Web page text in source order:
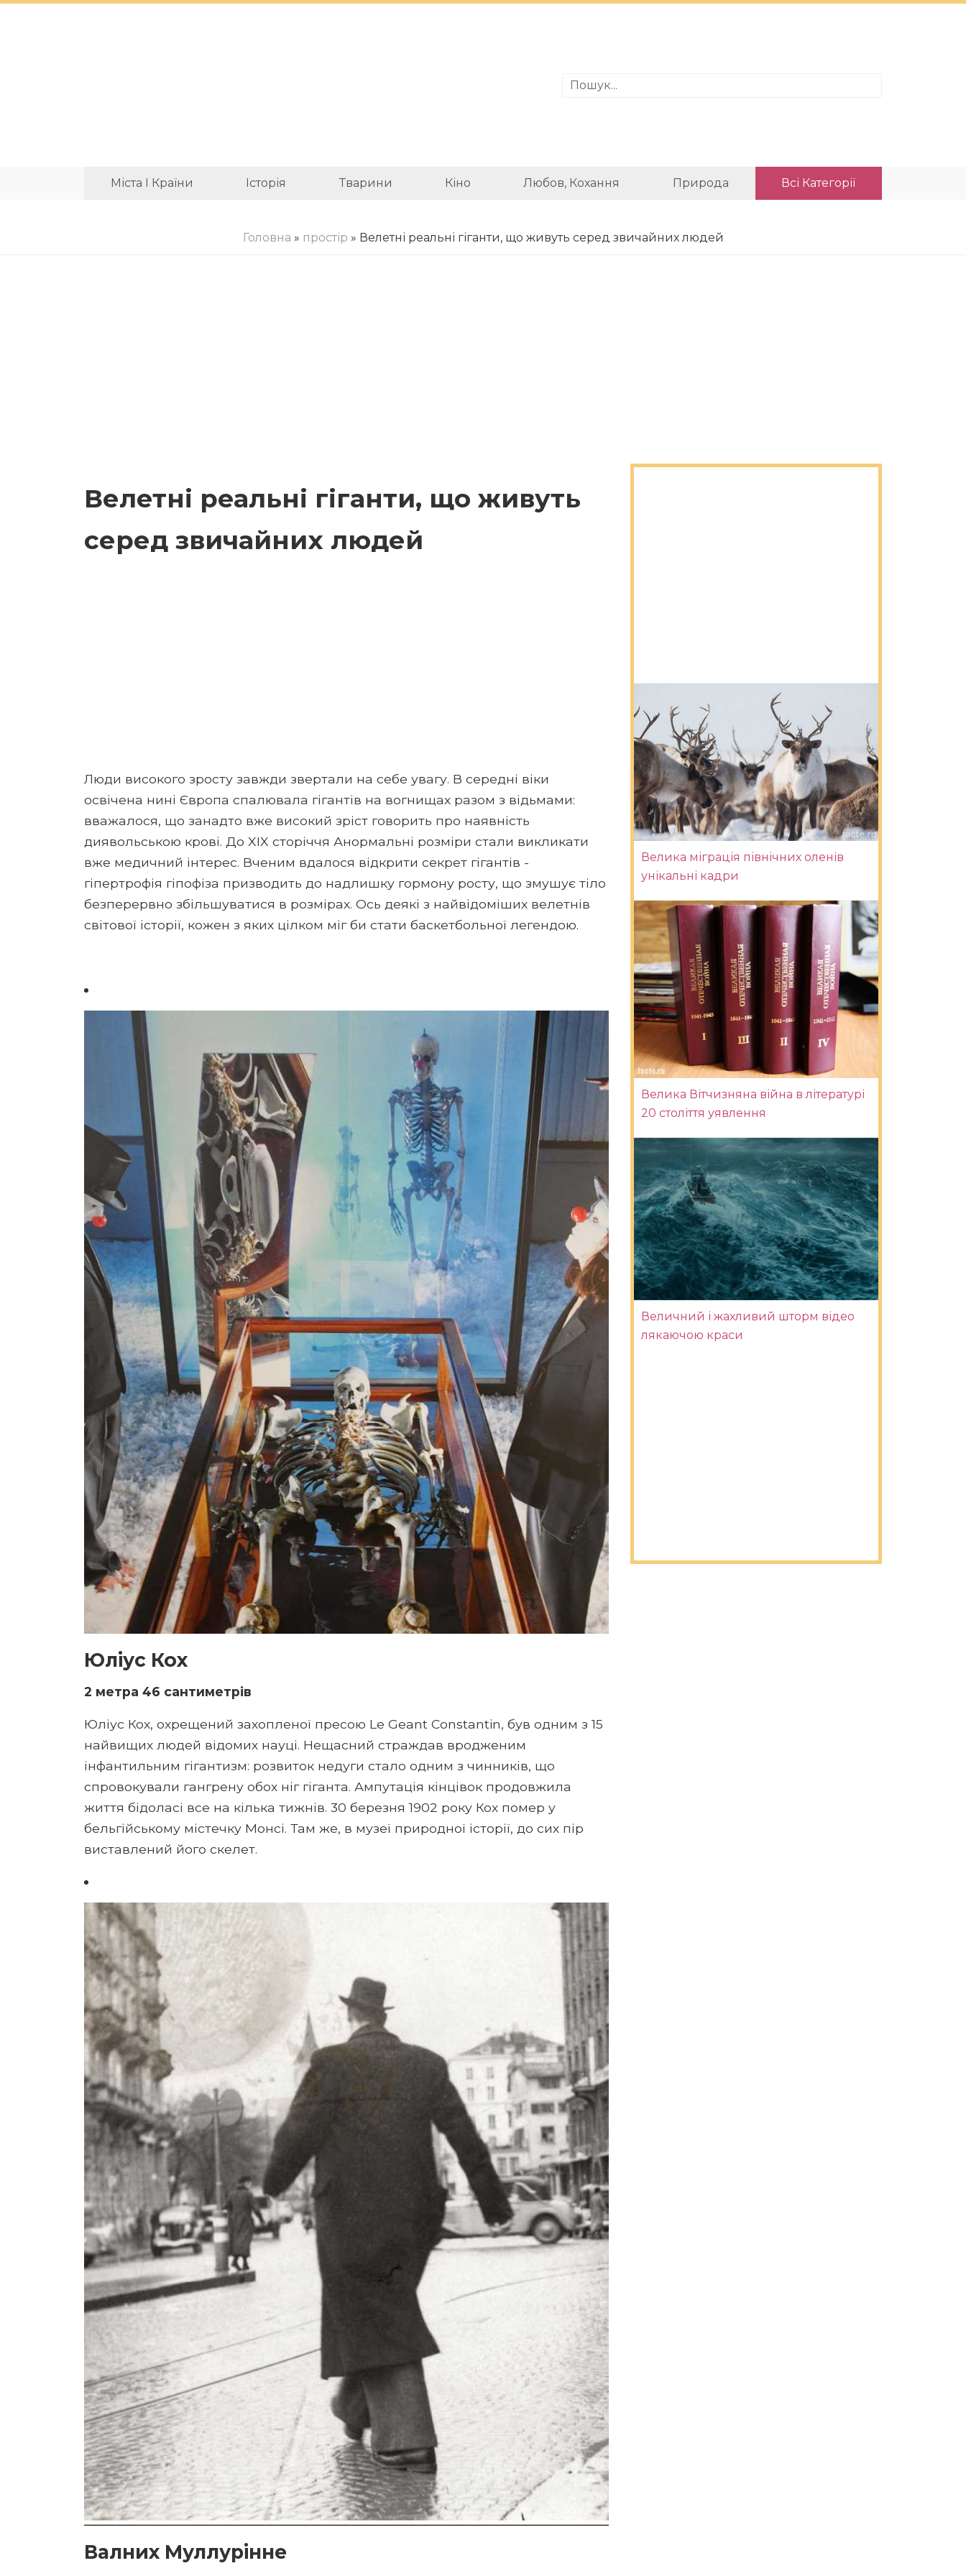
Міста І Країни Історія Тварини Кіно Любов, Кохання Природа Всі Категорії
Головна » простір » Велетні реальні гіганти, що живуть серед звичайних людей
Велетні реальні гіганти, що живуть
серед звичайних людей
Люди високого зросту завжди звертали на себе увагу. В середні віки
освічена нині Європа спалювала гігантів на вогнищах разом з відьмами:
вважалося, що занадто вже високий зріст говорить про наявність
диявольською крові. До XIX сторіччя Анормальні розміри стали викликати
вже медичний інтерес. Вченим вдалося відкрити секрет гігантів -
гіпертрофія гіпофіза призводить до надлишку гормону росту, що змушує тіло
безперервно збільшуватися в розмірах. Ось деякі з найвідоміших велетнів
світової історії, кожен з яких цілком міг би стати баскетбольної легендою.
Юліус Кох
2 метра 46 сантиметрів
Юліус Кох, охрещений захопленої пресою Le Geant Constantin, був одним з 15
найвищих людей відомих науці. Нещасний страждав вродженим
інфантильним гігантизм: розвиток недуги стало одним з чинників, що
спровокували гангрену обох ніг гіганта. Ампутація кінцівок продовжила
життя бідоласі все на кілька тижнів. 30 березня 1902 року Кох помер у
бельгійському містечку Монсі. Там же, в музеї природної історії, до сих пір
виставлений його скелет.
Валних Муллурінне
Велика міграція північних оленів
унікальні кадри
Велика Вітчизняна війна в літературі
20 століття уявлення
Величний і жахливий шторм відео
лякаючою краси